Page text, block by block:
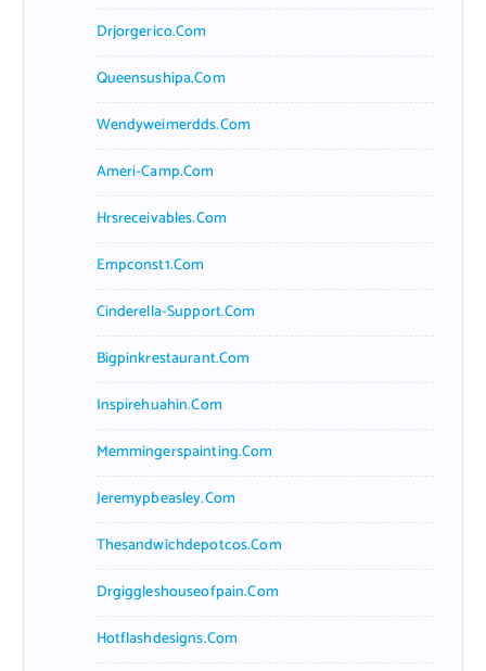
Drjorgerico.com
Queensushipa.com
Wendyweimerdds.com
Ameri-Camp.com
Hrsreceivables.com
Empconst1.com
Cinderella-Support.com
Bigpinkrestaurant.com
Inspirehuahin.com
Memmingerspainting.com
Jeremypbeasley.com
Thesandwichdepotcos.com
Drgiggleshouseofpain.com
Hotflashdesigns.com